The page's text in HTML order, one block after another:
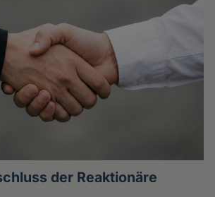
der Reaktionäre